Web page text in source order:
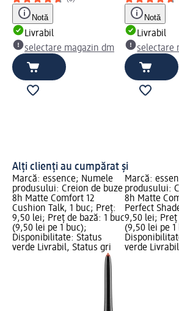
Notă
Livrabil
selectare magazin dm
Notă
Livrabil
selectare
Alți clienți au cumpărat și
Marcă: essence; Numele
produsului: Creion de buze
8h Matte Comfort 12
Cushion Talk, 1 buc; Preț:
9,50 lei; Preț de bază: 1 buc
(9,50 lei pe 1 buc);
Disponibilitate: Status
verde Livrabil, Status gri
Marcă:
produsului:
8h Matte
Perfect
9,50 lei; Preț
(9,50 lei pe 1
verde